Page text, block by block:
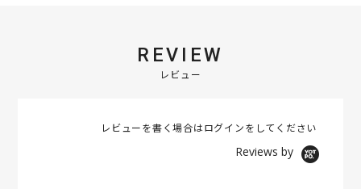
REVIEW
レビュー
レビューを書く場合はログイン をしてください
Reviews by